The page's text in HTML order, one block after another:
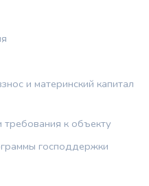
и материнский капитал
к объекту
господдержки